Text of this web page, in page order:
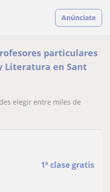
Anúnciate
particulares
Literatura en Sant
elegir entre miles de
1ª clase gratis